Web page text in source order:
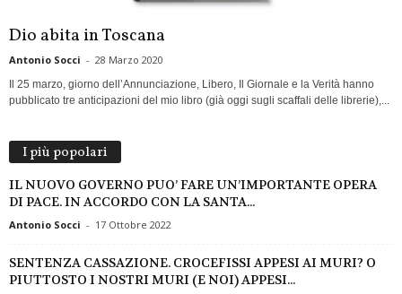
Dio abita in Toscana
Antonio Socci - 28 Marzo 2020
Il 25 marzo, giorno dell’Annunciazione, Libero, Il Giornale e la Verità hanno
pubblicato tre anticipazioni del mio libro (già oggi sugli scaffali delle librerie),...
I più popolari
IL NUOVO GOVERNO PUO’ FARE UN’IMPORTANTE OPERA
DI PACE. IN ACCORDO CON LA SANTA...
Antonio Socci - 17 Ottobre 2022
SENTENZA CASSAZIONE. CROCEFISSI APPESI AI MURI? O
PIUTTOSTO I NOSTRI MURI (E NOI) APPESI...